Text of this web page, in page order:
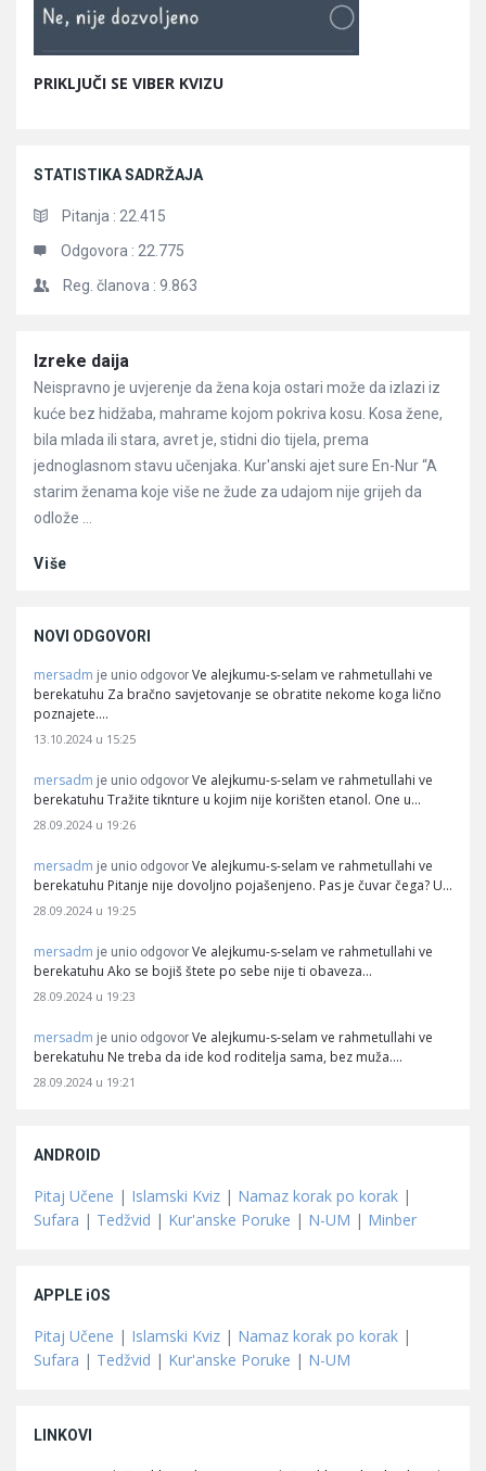
PRIKLJUČI SE VIBER KVIZU
STATISTIKA SADRŽAJA
Pitanja : 22.415
Odgovora : 22.775
Reg. članova : 9.863
Članci
Izreke daija
Neispravno je uvjerenje da žena koja ostari može da izlazi iz
kuće bez hidžaba, mahrame kojom pokriva kosu. Kosa žene,
bila mlada ili stara, avret je, stidni dio tijela, prema
jednoglasnom stavu učenjaka. Kur'anski ajet sure En-Nur “A
starim ženama koje više ne žude za udajom nije grijeh da
odlože ...
Više
NOVI ODGOVORI
mersadm je unio odgovor Ve alejkumu-s-selam ve rahmetullahi ve
berekatuhu Za bračno savjetovanje se obratite nekome koga lično
poznajete.…
13.10.2024 u 15:25
mersadm je unio odgovor Ve alejkumu-s-selam ve rahmetullahi ve
berekatuhu Tražite tiknture u kojim nije korišten etanol. One u…
28.09.2024 u 19:26
mersadm je unio odgovor Ve alejkumu-s-selam ve rahmetullahi ve
berekatuhu Pitanje nije dovoljno pojašenjeno. Pas je čuvar čega? U…
28.09.2024 u 19:25
mersadm je unio odgovor Ve alejkumu-s-selam ve rahmetullahi ve
berekatuhu Ako se bojiš štete po sebe nije ti obaveza…
28.09.2024 u 19:23
mersadm je unio odgovor Ve alejkumu-s-selam ve rahmetullahi ve
berekatuhu Ne treba da ide kod roditelja sama, bez muža.…
28.09.2024 u 19:21
ANDROID
Pitaj Učene | Islamski Kviz | Namaz korak po korak |
Sufara | Tedžvid | Kur'anske Poruke | N-UM | Minber
APPLE iOS
Pitaj Učene | Islamski Kviz | Namaz korak po korak |
Sufara | Tedžvid | Kur'anske Poruke | N-UM
LINKOVI